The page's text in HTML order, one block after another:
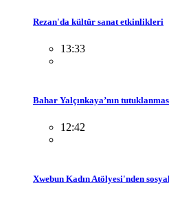
Rezan'da kültür sanat etkinlikleri
13:33
Bahar Yalçınkaya’nın
12:42
Xwebun Kadın Atölyesi'nden